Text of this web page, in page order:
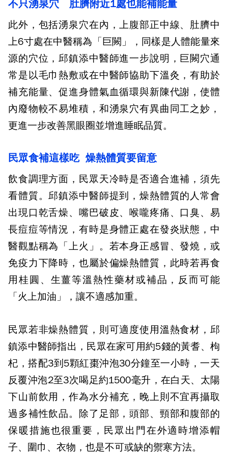
不只湧泉穴 肚臍附近1處也能補能量
此外，包括湧泉穴在內，上腹部正中線、肚臍中
上6寸處在中醫稱為「巨闕」，同樣是人體能量來
源的穴位，邱鎮添中醫師進一步說明，巨闕穴通
常是以毛巾熱敷或在中醫師協助下溫灸，有助於
補充能量、促進身體氣血循環與新陳代謝，使體
內廢物較不易堆積，和湧泉穴有異曲同工之妙，
更進一步改善黑眼圈並增進睡眠品質。
民眾食補這樣吃 燥熱體質要留意
飲食調理方面，民眾天冷時是否適合進補，須先
看體質。邱鎮添中醫師提到，燥熱體質的人常會
出現口乾舌燥、嘴巴破皮、喉嚨疼痛、口臭、易
長痘痘等情況，有時是身體正處在發炎狀態，中
醫觀點稱為「上火」。若本身正感冒、發燒，或
免疫力下降時，也屬於偏燥熱體質，此時若再食
用桂圓、生薑等溫熱性藥材或補品，反而可能
「火上加油」，讓不適感加重。
民眾若非燥熱體質，則可適度使用溫熱食材，邱
鎮添中醫師指出，民眾在家可用約5錢的黃耆、枸
杞，搭配3到5顆紅棗沖泡30分鐘至一小時，一天
反覆沖泡2至3次喝足約1500毫升，在白天、太陽
下山前飲用，作為水分補充，晚上則不宜再攝取
過多補性飲品。除了足部，頭部、頸部和腹部的
保暖措施也很重要，民眾出門在外適時增添帽
子、圍巾、衣物，也是不可或缺的禦寒方法。